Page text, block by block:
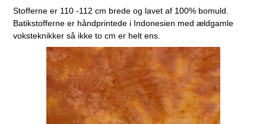
Stofferne er 110 -112 cm brede og lavet af 100% bomuld.
Batikstofferne er håndprintede i Indonesien med ældgamle
voksteknikker så ikke to cm er helt ens.